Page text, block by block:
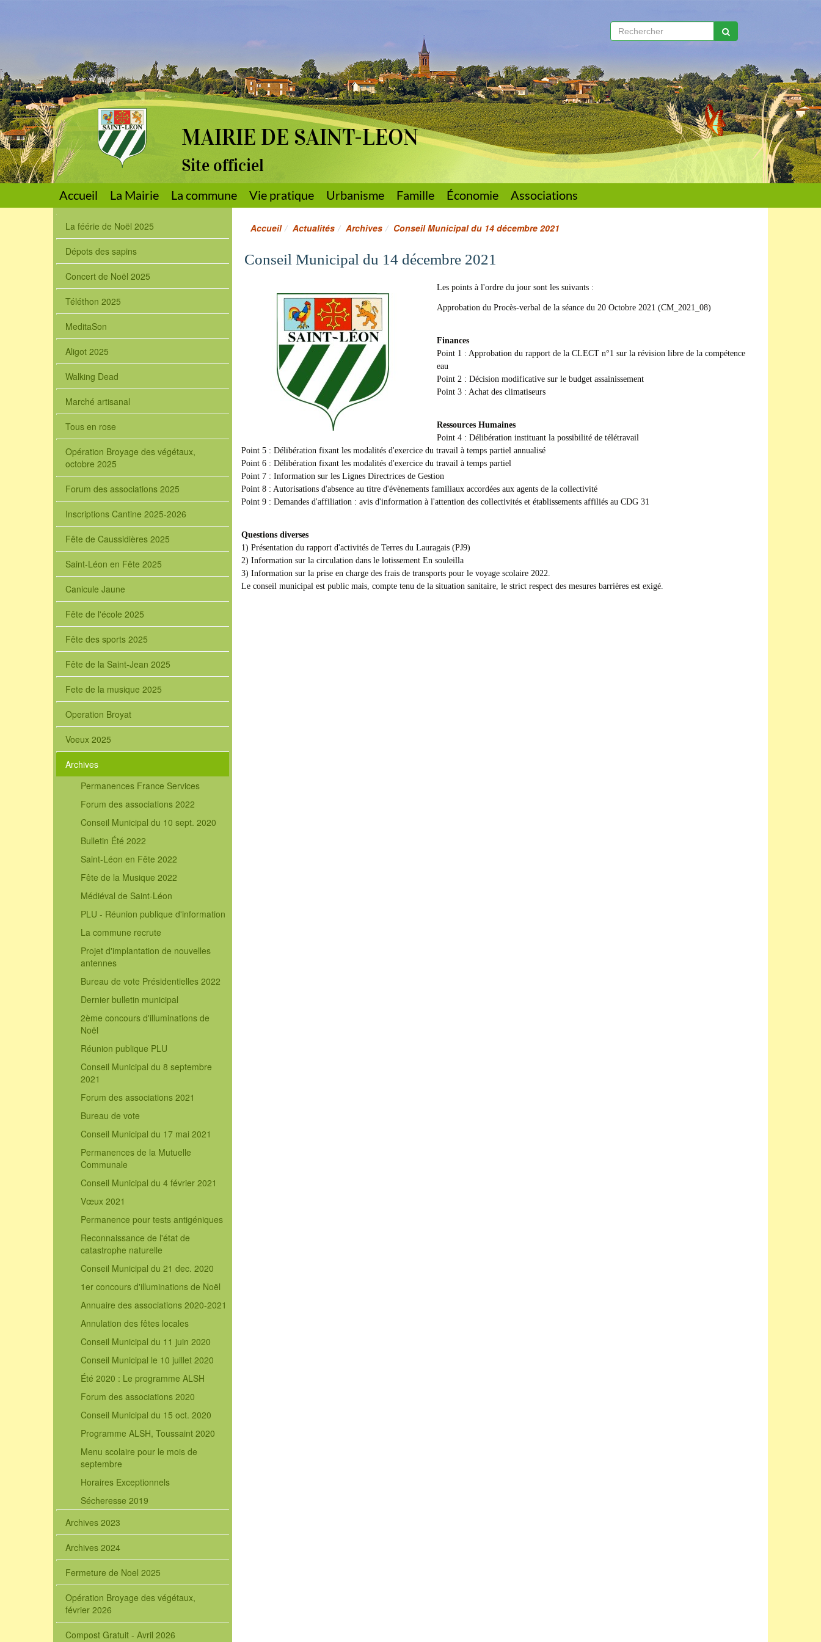
MAIRIE DE SAINT-LEON
Site officiel
Accueil La Mairie La commune Vie pratique Urbanisme Famille Économie Associations
Accueil Actualités Archives Conseil Municipal du 14 décembre 2021
Conseil Municipal du 14 décembre 2021
Les points à l'ordre du jour sont les suivants :
Approbation du Procès-verbal de la séance du 20 Octobre 2021 (CM_2021_08)
Finances
Point 1 : Approbation du rapport de la CLECT n°1 sur la révision libre de la compétence
eau
Point 2 : Décision modificative sur le budget assainissement
Point 3 : Achat des climatiseurs
Ressources Humaines
Point 4 : Délibération instituant la possibilité de télétravail
Point 5 : Délibération fixant les modalités d'exercice du travail à temps partiel annualisé
Point 6 : Délibération fixant les modalités d'exercice du travail à temps partiel
Point 7 : Information sur les Lignes Directrices de Gestion
Point 8 : Autorisations d'absence au titre d'évènements familiaux accordées aux agents de la collectivité
Point 9 : Demandes d'affiliation : avis d'information à l'attention des collectivités et établissements affiliés au CDG 31
Questions diverses
1) Présentation du rapport d'activités de Terres du Lauragais (PJ9)
2) Information sur la circulation dans le lotissement En souleilla
3) Information sur la prise en charge des frais de transports pour le voyage scolaire 2022.
Le conseil municipal est public mais, compte tenu de la situation sanitaire, le strict respect des mesures barrières est exigé.
La féérie de Noël 2025
Dépots des sapins
Concert de Noël 2025
Téléthon 2025
MeditaSon
Aligot 2025
Walking Dead
Marché artisanal
Tous en rose
Opération Broyage des végétaux,
octobre 2025
Forum des associations 2025
Inscriptions Cantine 2025-2026
Fête de Caussidières 2025
Saint-Léon en Fête 2025
Canicule Jaune
Fête de l'école 2025
Fête des sports 2025
Fête de la Saint-Jean 2025
Fete de la musique 2025
Operation Broyat
Voeux 2025
Archives
Permanences France Services
Forum des associations 2022
Conseil Municipal du 10 sept. 2020
Bulletin Été 2022
Saint-Léon en Fête 2022
Fête de la Musique 2022
Médiéval de Saint-Léon
PLU - Réunion publique d'information
La commune recrute
Projet d'implantation de nouvelles
antennes
Bureau de vote Présidentielles 2022
Dernier bulletin municipal
2ème concours d'illuminations de
Noël
Réunion publique PLU
Conseil Municipal du 8 septembre
2021
Forum des associations 2021
Bureau de vote
Conseil Municipal du 17 mai 2021
Permanences de la Mutuelle
Communale
Conseil Municipal du 4 février 2021
Vœux 2021
Permanence pour tests antigéniques
Reconnaissance de l'état de
catastrophe naturelle
Conseil Municipal du 21 dec. 2020
1er concours d'illuminations de Noël
Annuaire des associations 2020-2021
Annulation des fêtes locales
Conseil Municipal du 11 juin 2020
Conseil Municipal le 10 juillet 2020
Été 2020 : Le programme ALSH
Forum des associations 2020
Conseil Municipal du 15 oct. 2020
Programme ALSH, Toussaint 2020
Menu scolaire pour le mois de
septembre
Horaires Exceptionnels
Sécheresse 2019
Archives 2023
Archives 2024
Fermeture de Noel 2025
Opération Broyage des végétaux,
février 2026
Compost Gratuit - Avril 2026